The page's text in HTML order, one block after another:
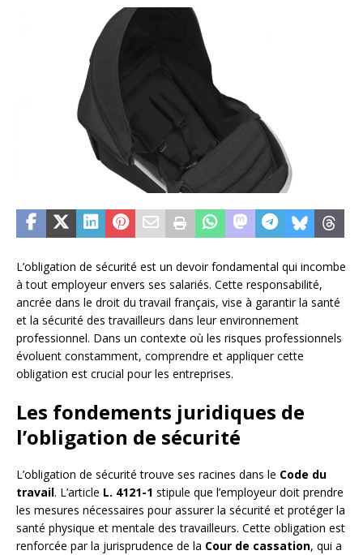
L’obligation de sécurité est un devoir fondamental qui incombe
à tout employeur envers ses salariés. Cette responsabilité,
ancrée dans le droit du travail français, vise à garantir la santé
et la sécurité des travailleurs dans leur environnement
professionnel. Dans un contexte où les risques professionnels
évoluent constamment, comprendre et appliquer cette
obligation est crucial pour les entreprises.
Les fondements juridiques de
l’obligation de sécurité
L’obligation de sécurité trouve ses racines dans le Code du
travail. L’article L. 4121-1 stipule que l’employeur doit prendre
les mesures nécessaires pour assurer la sécurité et protéger la
santé physique et mentale des travailleurs. Cette obligation est
renforcée par la jurisprudence de la Cour de cassation, qui a